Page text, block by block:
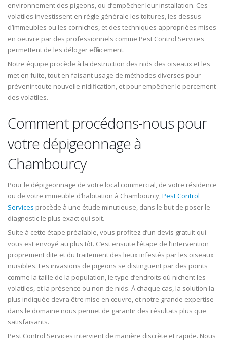
environnement des pigeons, ou d’empêcher leur installation. Ces
volatiles investissent en règle générale les toitures, les dessus
d’immeubles ou les corniches, et des techniques appropriées mises
en oeuvre par des professionnels comme Pest Control Services
permettent de les déloger efficacement.
Notre équipe procède à la destruction des nids des oiseaux et les
met en fuite, tout en faisant usage de méthodes diverses pour
prévenir toute nouvelle nidification, et pour empêcher le percement
des volatiles.
Comment procédons-nous pour
votre dépigeonnage à
Chambourcy
Pour le dépigeonnage de votre local commercial, de votre résidence
ou de votre immeuble d’habitation à Chambourcy,Pest Control
Services procède à une étude minutieuse, dans le but de poser le
diagnostic le plus exact qui soit.
Suite à cette étape préalable, vous profitez d’un devis gratuit qui
vous est envoyé au plus tôt. C’est ensuite l’étape de l’intervention
proprement dite et du traitement des lieux infestés par les oiseaux
nuisibles. Les invasions de pigeons se distinguent par des points
comme la taille de la population, le type d’endroits où nichent les
volatiles, et la présence ou non de nids. À chaque cas, la solution la
plus indiquée devra être mise en œuvre, et notre grande expertise
dans le domaine nous permet de garantir des résultats plus que
satisfaisants.
Pest Control Services intervient de manière discrète et rapide. Nous